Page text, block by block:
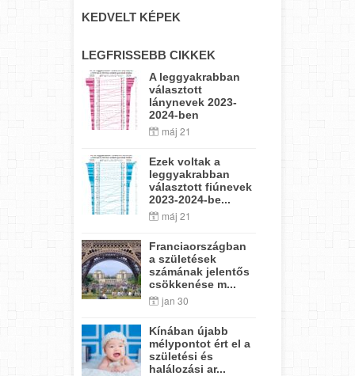
KEDVELT KÉPEK
LEGFRISSEBB CIKKEK
A leggyakrabban
választott
lánynevek 2023-
2024-ben
máj 21
Ezek voltak a
leggyakrabban
választott fiúnevek
2023-2024-be...
máj 21
Franciaországban
a születések
számának jelentős
csökkenése m...
jan 30
Kínában újabb
mélypontot ért el a
születési és
halálozási ar...